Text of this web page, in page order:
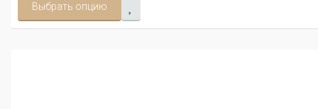
Выбрать опцию